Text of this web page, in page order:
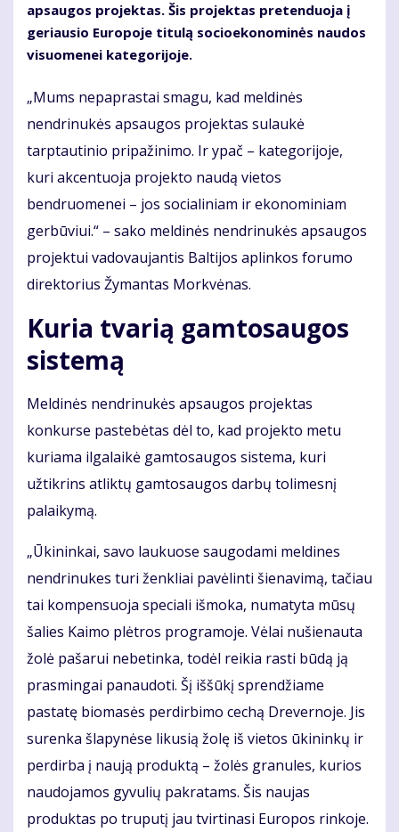
apsaugos projektas. Šis projektas pretenduoja į
geriausio Europoje titulą socioekonominės naudos
visuomenei kategorijoje.
„Mums nepaprastai smagu, kad meldinės
nendrinukės apsaugos projektas sulaukė
tarptautinio pripažinimo. Ir ypač – kategorijoje,
kuri akcentuoja projekto naudą vietos
bendruomenei – jos socialiniam ir ekonominiam
gerbūviui.“ – sako meldinės nendrinukės apsaugos
projektui vadovaujantis Baltijos aplinkos forumo
direktorius Žymantas Morkvėnas.
Kuria tvarią gamtosaugos
sistemą
Meldinės nendrinukės apsaugos projektas
konkurse pastebėtas dėl to, kad projekto metu
kuriama ilgalaikė gamtosaugos sistema, kuri
užtikrins atliktų gamtosaugos darbų tolimesnį
palaikymą.
„Ūkininkai, savo laukuose saugodami meldines
nendrinukes turi ženkliai pavėlinti šienavimą, tačiau
tai kompensuoja speciali išmoka, numatyta mūsų
šalies Kaimo plėtros programoje. Vėlai nušienauta
žolė pašarui nebetinka, todėl reikia rasti būdą ją
prasmingai panaudoti. Šį iššūkį sprendžiame
pastatę biomasės perdirbimo cechą Drevernoje. Jis
surenka šlapynėse likusią žolę iš vietos ūkininkų ir
perdirba į naują produktą – žolės granules, kurios
naudojamos gyvulių pakratams. Šis naujas
produktas po truputį jau tvirtinasi Europos rinkoje.